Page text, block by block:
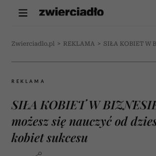
Zwierciadlo.pl > REKLAMA > SIŁA KOBIET W
REKLAMA
SIŁA KOBIET W
możesz się nauczyć od
kobiet sukcesu